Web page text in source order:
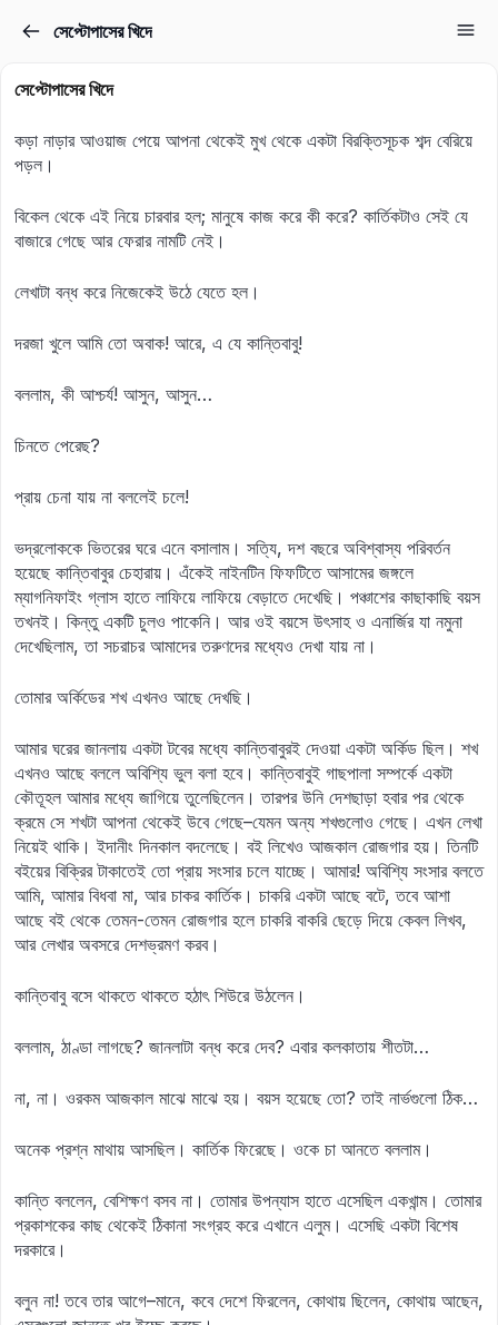
সেপ্টোপাসের খিদে
সেপ্টোপাসের খিদে
কড়া নাড়ার আওয়াজ পেয়ে আপনা থেকেই মুখ থেকে একটা বিরক্তিসূচক শব্দ বেরিয়ে
পড়ল।
বিকেল থেকে এই নিয়ে চারবার হল; মানুষে কাজ করে কী করে? কার্তিকটাও সেই যে
বাজারে গেছে আর ফেরার নামটি নেই।
লেখাটা বন্ধ করে নিজেকেই উঠে যেতে হল।
দরজা খুলে আমি তো অবাক! আরে, এ যে কান্তিবাবু!
বললাম, কী আশ্চর্য! আসুন, আসুন…
চিনতে পেরেছ?
প্রায় চেনা যায় না বললেই চলে!
ভদ্রলোককে ভিতরের ঘরে এনে বসালাম। সত্যি, দশ বছরে অবিশ্বাস্য পরিবর্তন
হয়েছে কান্তিবাবুর চেহারায়। এঁকেই নাইনটিন ফিফটিতে আসামের জঙ্গলে
ম্যাগনিফাইং গ্লাস হাতে লাফিয়ে লাফিয়ে বেড়াতে দেখেছি। পঞ্চাশের কাছাকাছি বয়স
তখনই। কিন্তু একটি চুলও পাকেনি। আর ওই বয়সে উৎসাহ ও এনার্জির যা নমুনা
দেখেছিলাম, তা সচরাচর আমাদের তরুণদের মধ্যেও দেখা যায় না।
তোমার অর্কিডের শখ এখনও আছে দেখছি।
আমার ঘরের জানলায় একটা টবের মধ্যে কান্তিবাবুরই দেওয়া একটা অর্কিড ছিল। শখ
এখনও আছে বললে অবিশ্যি ভুল বলা হবে। কান্তিবাবুই গাছপালা সম্পর্কে একটা
কৌতূহল আমার মধ্যে জাগিয়ে তুলেছিলেন। তারপর উনি দেশছাড়া হবার পর থেকে
ক্রমে সে শখটা আপনা থেকেই উবে গেছে–যেমন অন্য শখগুলোও গেছে। এখন লেখা
নিয়েই থাকি। ইদানীং দিনকাল বদলেছে। বই লিখেও আজকাল রোজগার হয়। তিনটি
বইয়ের বিক্রির টাকাতেই তো প্রায় সংসার চলে যাচ্ছে। আমার! অবিশ্যি সংসার বলতে
আমি, আমার বিধবা মা, আর চাকর কার্তিক। চাকরি একটা আছে বটে, তবে আশা
আছে বই থেকে তেমন-তেমন রোজগার হলে চাকরি বাকরি ছেড়ে দিয়ে কেবল লিখব,
আর লেখার অবসরে দেশভ্রমণ করব।
কান্তিবাবু বসে থাকতে থাকতে হঠাৎ শিউরে উঠলেন।
বললাম, ঠাণ্ডা লাগছে? জানলাটা বন্ধ করে দেব? এবার কলকাতায় শীতটা…
না, না। ওরকম আজকাল মাঝে মাঝে হয়। বয়স হয়েছে তো? তাই নার্ভগুলো ঠিক…
অনেক প্রশ্ন মাথায় আসছিল। কার্তিক ফিরেছে। ওকে চা আনতে বললাম।
কান্তি বললেন, বেশিক্ষণ বসব না। তোমার উপন্যাস হাতে এসেছিল একখান্ম। তোমার
প্রকাশকের কাছ থেকেই ঠিকানা সংগ্রহ করে এখানে এলুম। এসেছি একটা বিশেষ
দরকারে।
বলুন না! তবে তার আগে–মানে, কবে দেশে ফিরলেন, কোথায় ছিলেন, কোথায় আছেন,
Don’t have an account?Sign up
Remember me